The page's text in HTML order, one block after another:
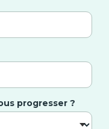
progresser ?